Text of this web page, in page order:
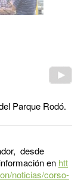
Parque Rodó.
desde
en htt
noticias/corso-